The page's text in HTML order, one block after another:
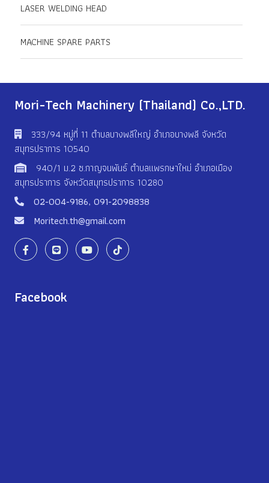
LASER WELDING HEAD
MACHINE SPARE PARTS
Mori-Tech Machinery (Thailand) Co.,LTD.
333/94 หมู่ที่ 11 ตําบลบางพลีใหญ่ อําเภอบางพลี จังหวัด
สมุทรปราการ 10540
940/1 ม.2 ซ.กาญจนพันธ์ ตำบลแพรกษาใหม่ อำเภอเมือง
สมุทรปราการ จังหวัดสมุทรปราการ 10280
02-004-9186, 091-2098838
Moritech.th@gmail.com
Facebook